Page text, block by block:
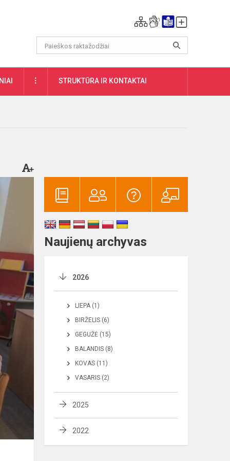
DAUGIAUSTRUKTŪRA IR KONTAKTAI
Naujienų archyvas
2026
LIEPA (1)
BIRŽELIS (6)
GEGUŽĖ (15)
BALANDIS (8)
KOVAS (11)
VASARIS (2)
2025
2022